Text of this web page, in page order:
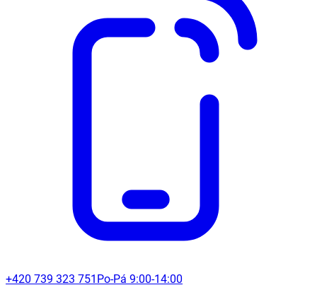
+420 739 323 751 Po-Pá 9:00-14:00